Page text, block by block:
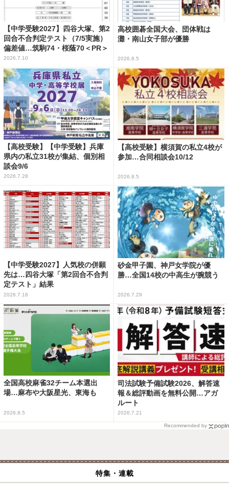
【中学受験2027】四谷大塚、第2
回合不合判定テスト（7/5実施）
偏差値…筑駒74・桜蔭70＜PR＞
2026.7.10
高校囲碁全国大会、団体戦は
灘・南山女子部が優勝
2026.8.5
【高校受験】【中学受験】兵庫
県内の私立31校が集結、個別相
談会9/6
2026.7.28
【高校受験】横須賀の私立4校が
参加…合同相談会10/12
2026.8.5
【中学受験2027】人気校の併願
先は…四谷大塚「第2回合不合判
定テスト」結果
2026.7.16
砂金甲子園、神戸女学院が優
勝…全国14校の中高生が腕競う
2026.7.29
全国高校麻雀32チーム本選出
場…麻布や大阪星光、東海も
2026.8.5
司法試験予備試験2026、解答速
報＆総評動画を無料公開…アガ
ルート
2026.7.21
Recommended by
特集・連載